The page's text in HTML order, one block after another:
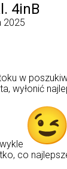
4inB
2025
w
wyłonić
co